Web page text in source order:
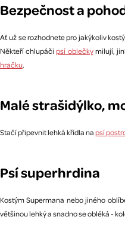
Bezpečnost a
Ať už se rozhodnete pro jakýkoliv
Někteří chlupáčipsí oblečkymilují,
hračku.
Malé strašidýlko,
Stačí připevnit lehká křídla napsí
Psí superhrdina
Kostým Supermana nebo jiného
většinou lehký a snadno se obléká -